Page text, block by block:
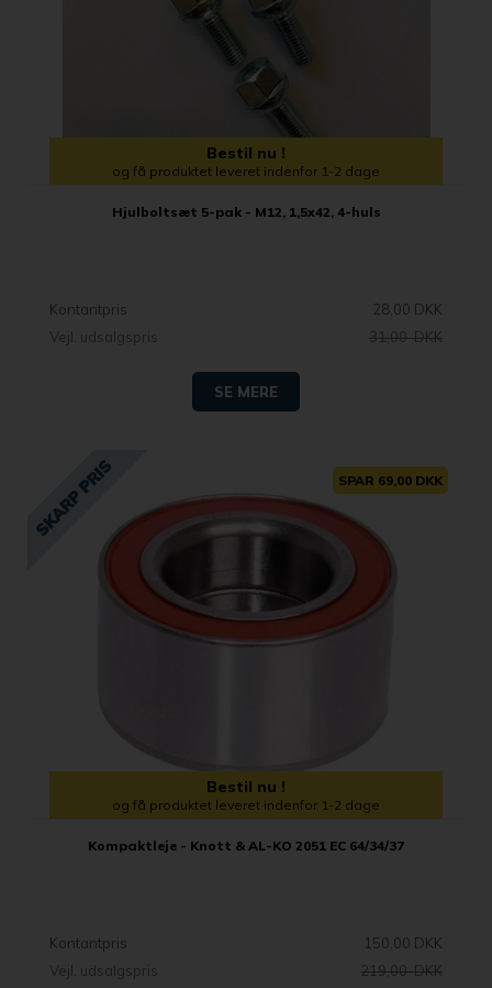
Bestil nu !
og få produktet leveret indenfor 1-2 dage
Hjulboltsæt 5-pak - M12, 1,5x42, 4-huls
Kontantpris
28,00 DKK
Vejl. udsalgspris
31,00 DKK
SE MERE
SPAR 69,00 DKK
Bestil nu !
og få produktet leveret indenfor 1-2 dage
Kompaktleje - Knott & AL-KO 2051 EC 64/34/37
Kontantpris
150,00 DKK
Vejl. udsalgspris
219,00 DKK